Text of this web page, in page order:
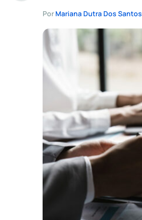
Por Mariana Dutra Dos Santos